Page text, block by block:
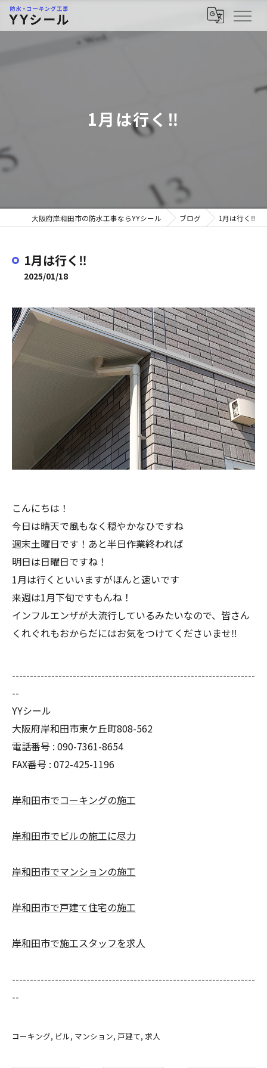
1月は行く‼︎
大阪府岸和田市の防水工事ならYYシール ブログ 1月は行く‼︎
1月は行く‼︎
2025/01/18
こんにちは！
今日は晴天で風もなく穏やかなひですね
週末土曜日です！あと半日作業終われば
明日は日曜日ですね！
1月は行くといいますがほんと速いです
来週は1月下旬ですもんね！
インフルエンザが大流行しているみたいなので、皆さん
くれぐれもおからだにはお気をつけてくださいませ‼︎
--------------------------------------------------------------------
--
YYシール
大阪府岸和田市東ケ丘町808-562
電話番号 : 090-7361-8654
FAX番号 : 072-425-1196
岸和田市でコーキングの施工
岸和田市でビルの施工に尽力
岸和田市でマンションの施工
岸和田市で戸建て住宅の施工
岸和田市で施工スタッフを求人
--------------------------------------------------------------------
--
コーキング ビル マンション 戸建て 求人